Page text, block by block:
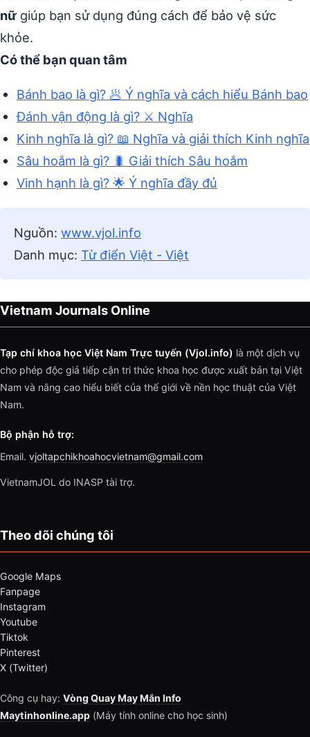
nữ giúp bạn sử dụng đúng cách để bảo vệ sức
khỏe.
Có thể bạn quan tâm
Bánh bao là gì? 🥟 Ý nghĩa và cách hiểu Bánh bao
Đánh vận động là gì? ⚔️ Nghĩa
Kinh nghĩa là gì? 📖 Nghĩa và giải thích Kinh nghĩa
Sâu hoắm là gì? 🐛 Giải thích Sâu hoắm
Vinh hạnh là gì? 🌟 Ý nghĩa đầy đủ
Nguồn: www.vjol.info
Danh mục: Từ điển Việt - Việt
Vietnam Journals Online
Tạp chí khoa học Việt Nam Trực tuyến (Vjol.info) là một dịch vụ
cho phép độc giả tiếp cận tri thức khoa học được xuất bản tại Việt
Nam và nâng cao hiểu biết của thế giới về nền học thuật của Việt
Nam.
Bộ phận hỗ trợ:
Email. vjoltapchikhoahocvietnam@gmail.com
VietnamJOL do INASP tài trợ.
Theo dõi chúng tôi
Google Maps
Fanpage
Instagram
Youtube
Tiktok
Pinterest
X (Twitter)
Công cụ hay: Vòng Quay May Mắn Info
Maytinhonline.app (Máy tính online cho học sinh)